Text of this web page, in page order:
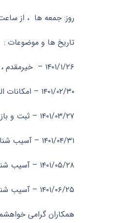
روز: جمعه ها ، از ساعت ۱۸ تا
تاریخ ها و موضوعات :
۱۴۰۱/۱/۲۶ – خیرمقدم ، آشنایی و گفتگو
۱۴۰۱/۰۲/۳۰ – امکانات الکترونیکی مرکز
۱۴۰۱/۰۳/۲۷ – ثبت و بازیابی اطلاعات مراجعین در سامانه
۱۴۰۱/۰۴/۳۱ – آسیب شناسی با رویکرد روانپزشکی
۱۴۰۱/۰۵/۲۸ – آسیب شناسی با رویکردهای روانشناختی
۱۴۰۱/۰۶/۲۵ – آسیب شناسی با رویکردهای روانشناختی
همکاران گرامی